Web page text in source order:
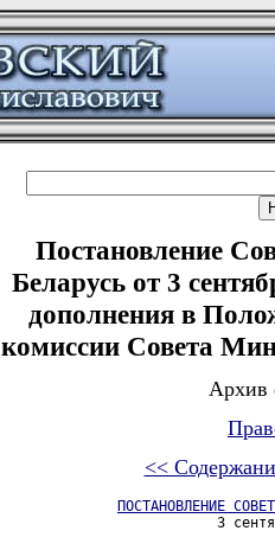
Постановление
Беларусь от 3
дополнения в
комиссии Совета
Архив
<<
ПОСТАНОВЛЕНИЕ
3